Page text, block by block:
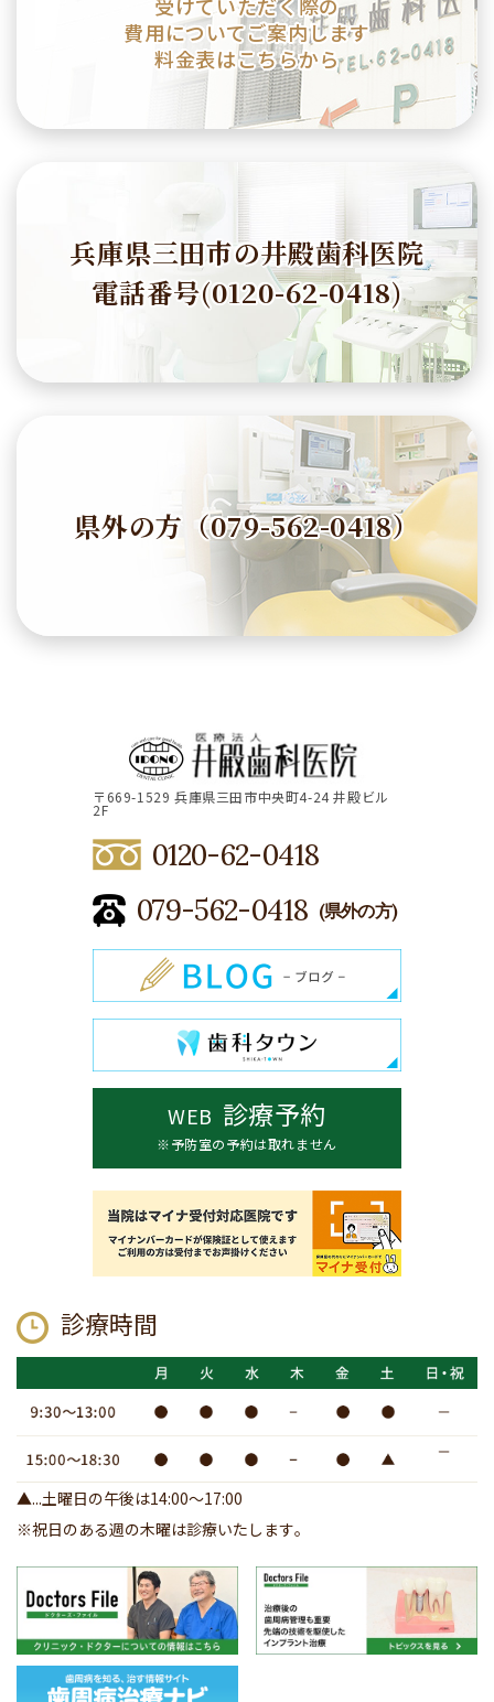
費用についてご案内します
料金表はこちらから
兵庫県三田市の井殿歯科医院
電話番号(0120-62-0418)
県外の方（079-562-0418）
〒669-1529 兵庫県三田市中央町4-24 井殿ビル
2F
0120-62-0418
079-562-0418 (県外の方)
WEB 診療予約
※予防室の予約は取れません
診療時間
▲...土曜日の午後は14:00～17:00
※祝日のある週の木曜は診療いたします｡